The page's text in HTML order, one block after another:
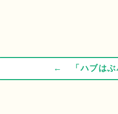
← 「ハブはぶ